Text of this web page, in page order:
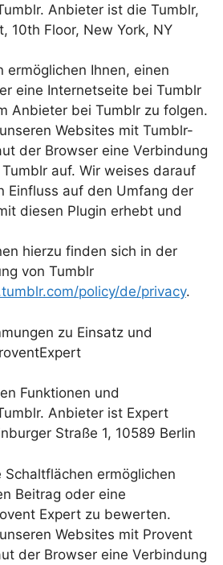
Anbieter ist die Tumblr,
10th Floor, New York, NY
ermöglichen Ihnen, einen
eine Internetseite bei Tumblr
Anbieter bei Tumblr zu folgen.
Websites mit Tumblr-
der Browser eine Verbindung
auf. Wir weises darauf
Einfluss auf den Umfang der
diesen Plugin erhebt und
hierzu finden sich in der
von Tumblr
policy/de/privacy.
zu Einsatz und
Funktionen und
Anbieter ist Expert
Straße 1, 10589 Berlin
Schaltflächen ermöglichen
Beitrag oder eine
Expert zu bewerten.
Websites mit Provent
der Browser eine Verbindung